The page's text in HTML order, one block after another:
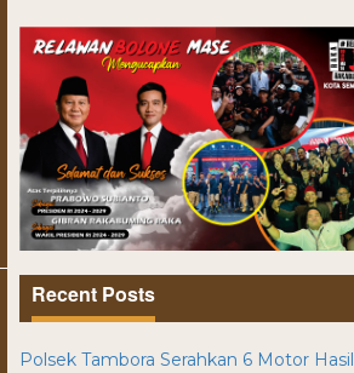
Recent Posts
Polsek Tambora Serahkan 6 Motor Hasil